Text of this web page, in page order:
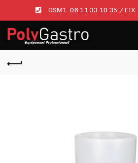
GSM1:06 11 33 10 35 / FIX: